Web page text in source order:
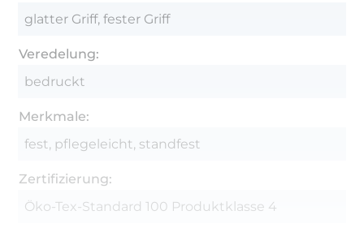
glatter Griff, fester Griff
Veredelung:
bedruckt
Merkmale:
fest, pflegeleicht, standfest
Zertifizierung:
Öko-Tex-Standard 100 Produktklasse 4